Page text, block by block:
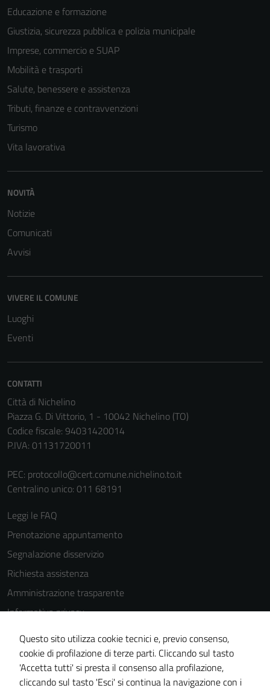
Educazione e formazione
Giustizia, sicurezza pubblica e polizia municipale
Imprese, commercio e SUAP
Mobilità e trasporti
Salute, benessere e assistenza
Tributi, finanze e contravvenzioni
Turismo
Vita lavorativa
NOVITÀ
Notizie
Comunicati
Avvisi
VIVERE IL COMUNE
Luoghi
Eventi
CONTATTI
Città di Nichelino
Piazza G. Di Vittorio, 1 - 10042 Nichelino (TO)
Codice fiscale: 94031420014
P.IVA: 01131720011
PEC: protocollo@cert.comune.nichelino.to.it
Centralino unico: 011 68191
Leggi le FAQ
Prenotazione appuntamento
Segnalazione disservizio
Richiesta assistenza
Amministrazione trasparente
Informativa privacy
Note legali
Dichiarazione di accessibilità
Questo sito utilizza cookie tecnici e, previo consenso,
cookie di profilazione di terze parti. Cliccando sul tasto
'Accetta tutti' si presta il consenso alla profilazione,
cliccando sul tasto 'Esci' si continua la navigazione con i
per il
Questi cookie